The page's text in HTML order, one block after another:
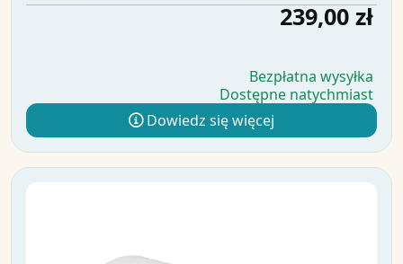
239,00 zł
Bezpłatna wysyłka
Dostępne natychmiast
Dowiedz się więcej